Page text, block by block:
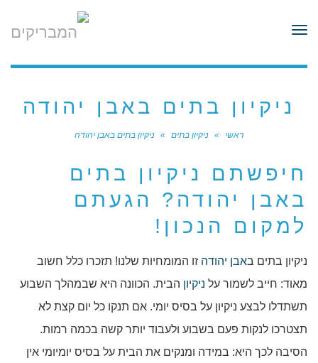
תפריט
ניקיון בתים באבן יהודה
ראשי » ניקיון בתים » ניקיון בתים באבן יהודה
חיפשתם ניקיון בתים
באבן יהודה? הגעתם
למקום הנכון!
ניקיון בתים באבן יהודה זו המומחיות שלנו! תזכרו כלל חשוב
מאוד: חייב לשמור על ניקיון הבית. הכוונה היא שבמהלך השבוע
תשתדלו לבצע ניקיון על בסיס יומי. אם תנקו כל יום קצת לא
תצטרכו לנקות פעם בשבוע ולעבוד יותר קשה בכמה רמות.
הסיבה לכך היא: במידה ומנקים את הבית על בסיס יומיומי אין